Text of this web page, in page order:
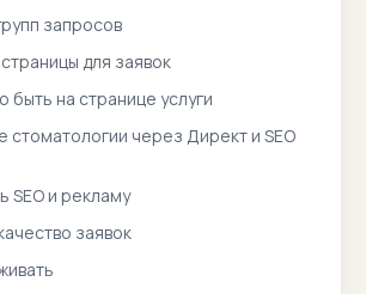
запросов
для заявок
быть на странице услуги
стоматологии через Директ и SEO
SEO и рекламу
заявок